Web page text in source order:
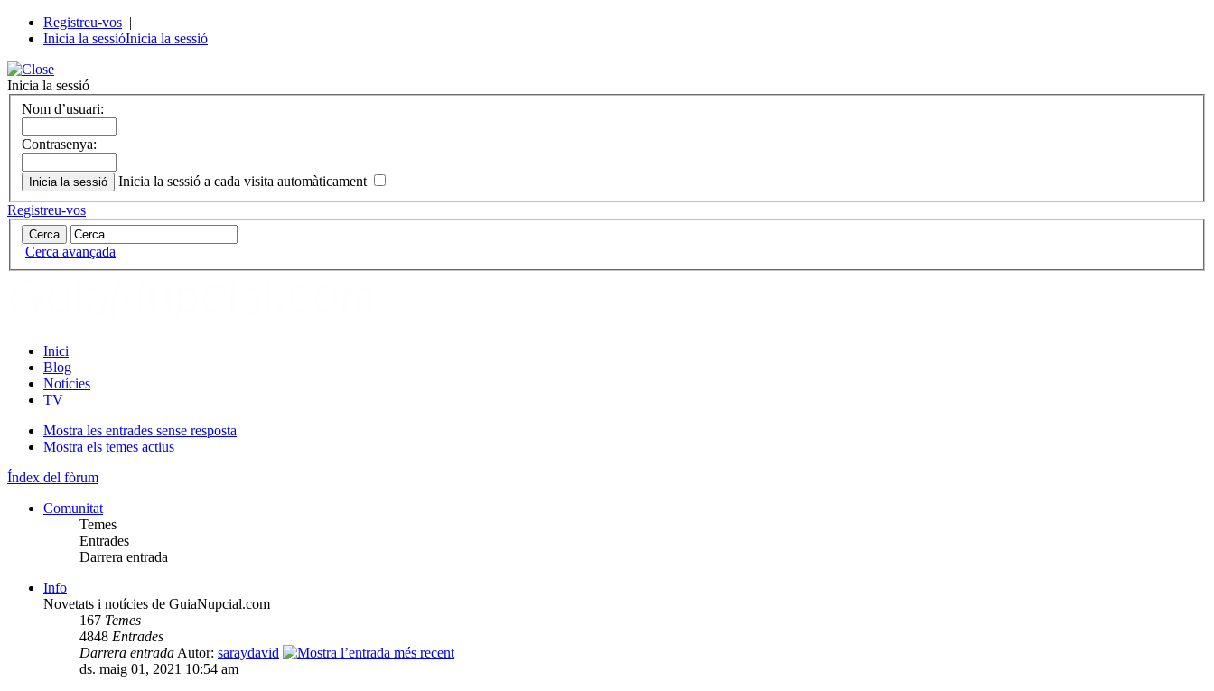
Registreu-vos |
Inicia la sessióInicia la sessió
Inicia la sessió
Nom d’usuari:
Contrasenya:
Inicia la sessió a cada visita automàticament
Registreu-vos
Cerca avançada
Inici
Blog
Notícies
TV
Mostra les entrades sense resposta
Mostra els temes actius
Índex del fòrum
Comunitat
Temes
Entrades
Darrera entrada
Info
Novetats i notícies de GuiaNupcial.com
167 Temes
4848 Entrades
Darrera entrada Autor: saraydavid
ds. maig 01, 2021 10:54 am